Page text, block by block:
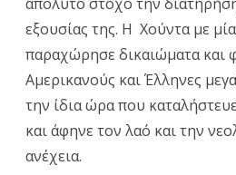
εξουσίας της. Η Χούντα με
παραχώρησε δικαιώματα και
Αμερικανούς και Έλληνες
την ίδια ώρα που
και άφηνε τον λαό και την
ανέχεια.